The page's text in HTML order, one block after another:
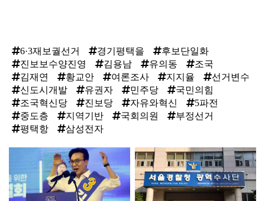
6·3재보궐선거 경기평택을
후보단일화
진보보수양진영
김용남 유의동
조국
김재연
황교안 여론조사 지지율
선거변수
신도시개발
유권자 민주당
국민의힘
조국혁신당
진보당 자유와혁신
5파전
중도층
지역기반 국회의원
부정선거
평택항
삼성전자
인